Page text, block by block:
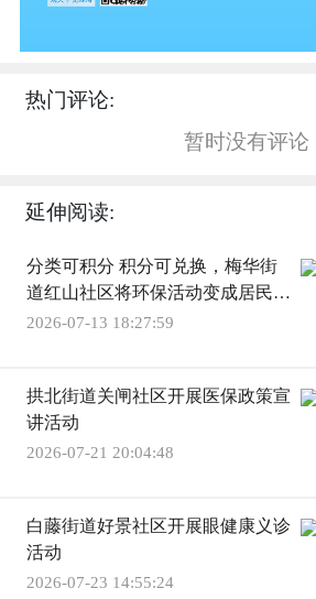
热门评论:
暂时没有评论
延伸阅读:
分类可积分 积分可兑换，梅华街
道红山社区将环保活动变成居民福
利
2026-07-13 18:27:59
拱北街道关闸社区开展医保政策宣
讲活动
2026-07-21 20:04:48
白藤街道好景社区开展眼健康义诊
活动
2026-07-23 14:55:24